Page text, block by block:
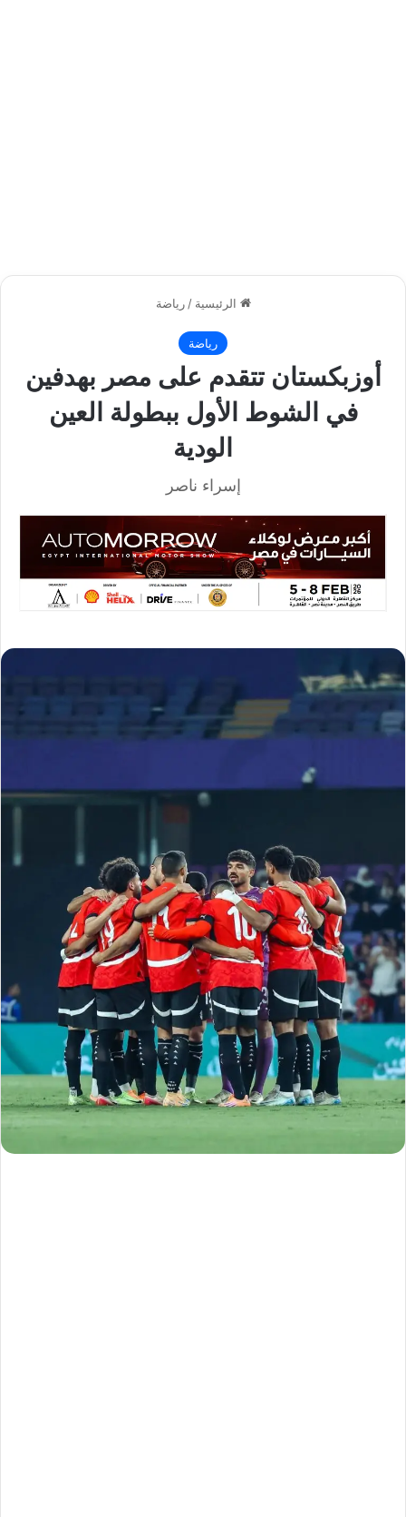
الرئيسية / رياضة
رياضة
أوزبكستان تتقدم على مصر بهدفين
في الشوط الأول ببطولة العين
الودية
إسراء ناصر